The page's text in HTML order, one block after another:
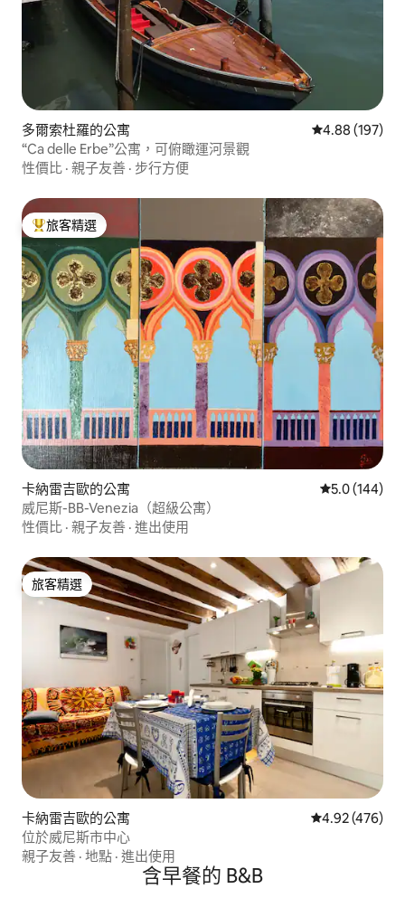
多爾索杜羅的公寓 從 197 則評價
4.88 (197)
“Ca delle Erbe”公寓，可俯瞰運河景觀
性價比 · 親子友善 · 步行方便
旅客精選榜首
旅客精選
卡納雷吉歐的公寓 從 144 則評
5.0 (144)
威尼斯-BB-Venezia（超級公寓）
性價比 · 親子友善 · 進出使用
旅客精選
旅客精選
卡納雷吉歐的公寓 從 476 則評價
4.92 (476)
位於威尼斯市中心
親子友善 · 地點 · 進出使用
含早餐的 B&B